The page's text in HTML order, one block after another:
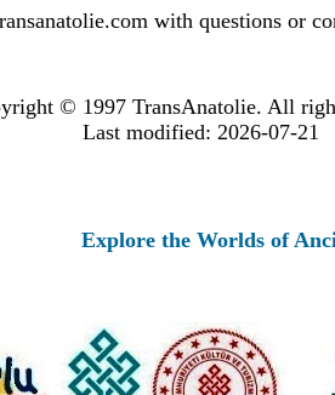
with questions or
© 1997 TransAnatolie. All
Last modified: 2026-07-21
Explore the Worlds of Ancient